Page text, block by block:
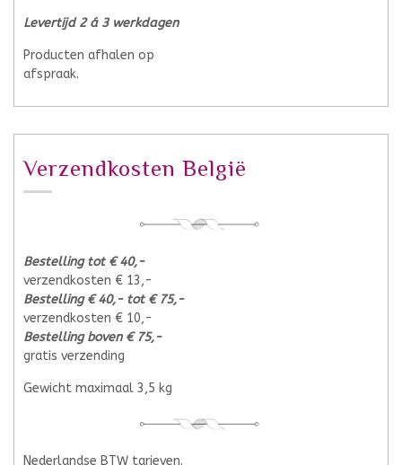
Levertijd 2 á 3 werkdagen
Producten afhalen op
afspraak.
Verzendkosten België
Bestelling tot € 40,-
verzendkosten € 13,-
Bestelling € 40,- tot € 75,-
verzendkosten € 10,-
Bestelling boven € 75,-
gratis verzending
Gewicht maximaal 3,5 kg
Nederlandse BTW tarieven.